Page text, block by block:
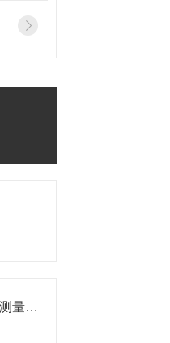
数字双钳相位伏安表其他测量功能